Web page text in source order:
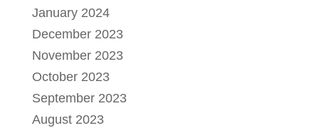
January 2024
December 2023
November 2023
October 2023
September 2023
August 2023